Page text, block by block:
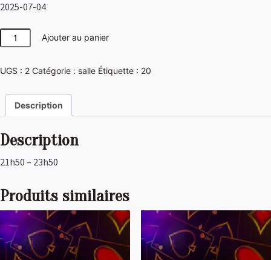
2025-07-04
quantité
de
Vegas
Ajouter au panier
UGS : 2 Catégorie : salle Étiquette : 20
Description
Description
21h50 – 23h50
Produits similaires